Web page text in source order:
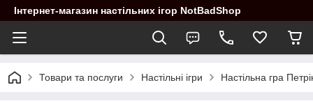
Інтернет-магазин настільних ігор NotBadShop
Товари та послуги Настільні ігри Настільна гра